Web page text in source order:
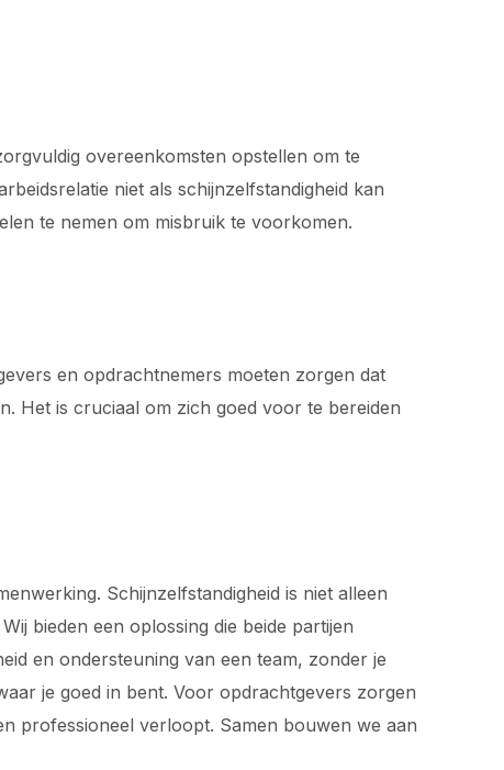
overeenkomsten opstellen om te
niet als schijnzelfstandigheid kan
te nemen om misbruik te voorkomen.
en opdrachtnemers moeten zorgen dat
Het is cruciaal om zich goed voor te bereiden
Schijnzelfstandigheid is niet alleen
bieden een oplossing die beide partijen
en ondersteuning van een team, zonder je
je goed in bent. Voor opdrachtgevers zorgen
professioneel verloopt. Samen bouwen we aan